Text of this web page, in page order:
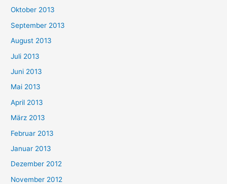
Oktober 2013
September 2013
August 2013
Juli 2013
Juni 2013
Mai 2013
April 2013
März 2013
Februar 2013
Januar 2013
Dezember 2012
November 2012